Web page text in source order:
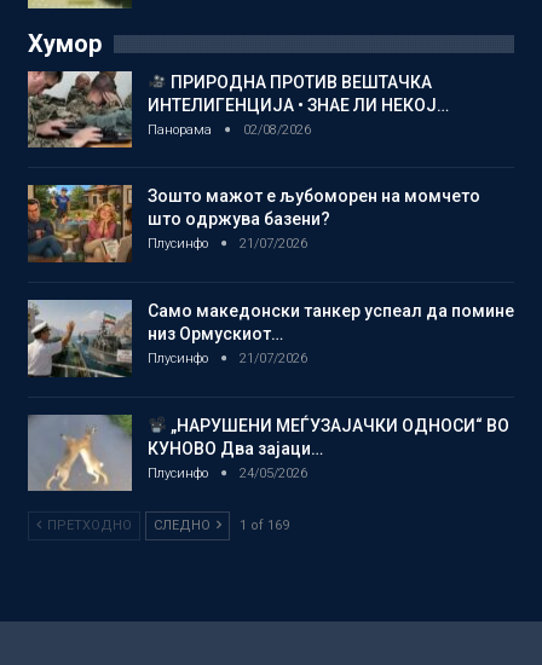
Хумор
ПРИРОДНА ПРОТИВ ВЕШТАЧКА
ИНТЕЛИГЕНЦИЈА • ЗНАЕ ЛИ НЕКОЈ…
Панорама 02/08/2026
Зошто мажот е љубоморен на момчето
што одржува базени?
Плусинфо 21/07/2026
Само македонски танкер успеал да помине
низ Ормускиот…
Плусинфо 21/07/2026
„НАРУШЕНИ МЕЃУЗАЈАЧКИ ОДНОСИ“ ВО
КУНОВО Два зајаци…
Плусинфо 24/05/2026
ПРЕТХОДНО СЛЕДНО 1 of 169